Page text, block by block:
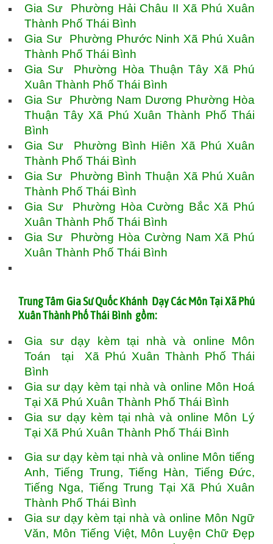
Gia Sư Phường Hải Châu II Xã Phú Xuân
Thành Phố Thái Bình
Gia Sư Phường Phước Ninh Xã Phú Xuân
Thành Phố Thái Bình
Gia Sư Phường Hòa Thuận Tây Xã Phú
Xuân Thành Phố Thái Bình
Gia Sư Phường Nam Dương Phường Hòa
Thuận Tây Xã Phú Xuân Thành Phố Thái
Bình
Gia Sư Phường Bình Hiên Xã Phú Xuân
Thành Phố Thái Bình
Gia Sư Phường Bình Thuận Xã Phú Xuân
Thành Phố Thái Bình
Gia Sư Phường Hòa Cường Bắc Xã Phú
Xuân Thành Phố Thái Bình
Gia Sư Phường Hòa Cường Nam Xã Phú
Xuân Thành Phố Thái Bình
Trung Tâm Gia Sư Quốc Khánh Dạy Các Môn Tại Xã Phú
Xuân Thành Phố Thái Bình gồm:
Gia sư dạy kèm tại nhà và online Môn
Toán tại Xã Phú Xuân Thành Phố Thái
Bình
Gia sư dạy kèm tại nhà và online Môn Hoá
Tại Xã Phú Xuân Thành Phố Thái Bình
Gia sư dạy kèm tại nhà và online Môn Lý
Tại Xã Phú Xuân Thành Phố Thái Bình
Gia sư dạy kèm tại nhà và online Môn tiếng
Anh, Tiếng Trung, Tiếng Hàn, Tiếng Đức,
Tiếng Nga, Tiếng Trung Tại Xã Phú Xuân
Thành Phố Thái Bình
Gia sư dạy kèm tại nhà và online Môn Ngữ
Văn, Môn Tiếng Việt, Môn Luyện Chữ Đẹp